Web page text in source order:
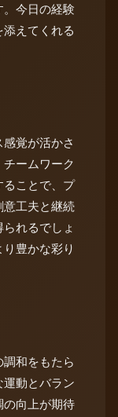
今日の経験
えてくれる
覚が活かさ
ームワーク
ることで、プ
意工夫と継続
れるでしょ
豊かな彩り
和をもたら
運動とバラン
の向上が期待